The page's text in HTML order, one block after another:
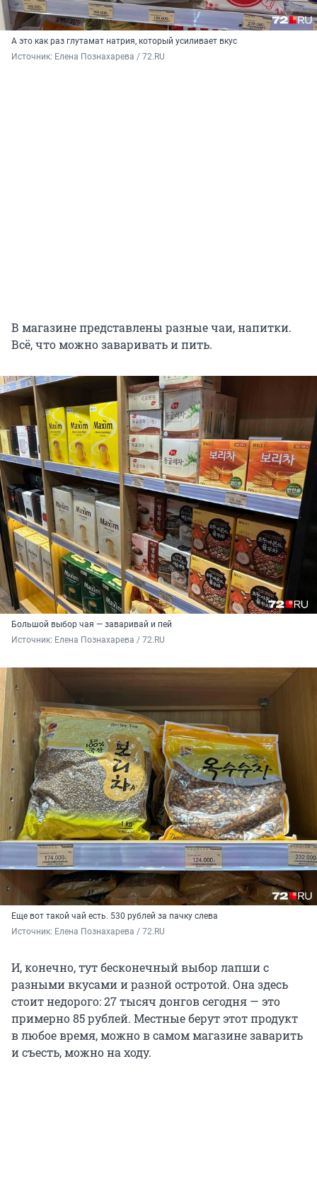
А это как раз глутамат натрия, который усиливает вкус
Источник: Елена Познахарева / 72.RU
В магазине представлены разные чаи, напитки.
Всё, что можно заваривать и пить.
Большой выбор чая — заваривай и пей
Источник: Елена Познахарева / 72.RU
Еще вот такой чай есть. 530 рублей за пачку слева
Источник: Елена Познахарева / 72.RU
И, конечно, тут бесконечный выбор лапши с
разными вкусами и разной остротой. Она здесь
стоит недорого: 27 тысяч донгов сегодня — это
примерно 85 рублей. Местные берут этот продукт
в любое время, можно в самом магазине заварить
и съесть, можно на ходу.